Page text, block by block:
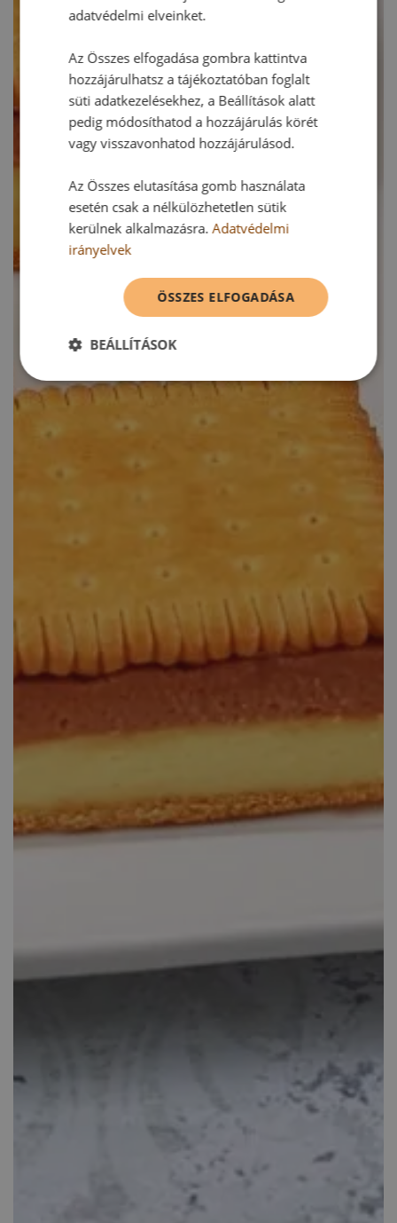
adatvédelmi elveinket.
Az Összes elfogadása gombra kattintva
hozzájárulhatsz a tájékoztatóban foglalt
süti adatkezelésekhez, a Beállítások alatt
pedig módosíthatod a hozzájárulás körét
vagy visszavonhatod hozzájárulásod.
Az Összes elutasítása gomb használata
esetén csak a nélkülözhetetlen sütik
kerülnek alkalmazásra.Adatvédelmi
irányelvek
ÖSSZES ELFOGADÁSA
BEÁLLÍTÁSOK